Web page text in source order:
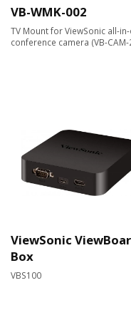
VB-WMK-002
TV Mount for ViewSonic all-
conference camera (VB-CAM-
ViewSonic
Box
VBS100